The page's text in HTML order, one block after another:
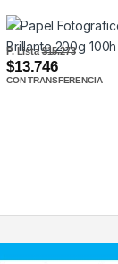
P. Lista$15.273
$13.746
CON TRANSFERENCIA